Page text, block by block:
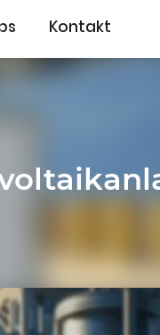
Kontakt